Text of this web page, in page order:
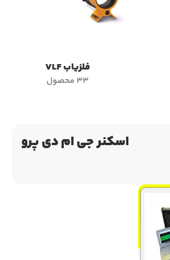
فلزیاب VLF
33 محصول
اسکنر جی ام دی پرو